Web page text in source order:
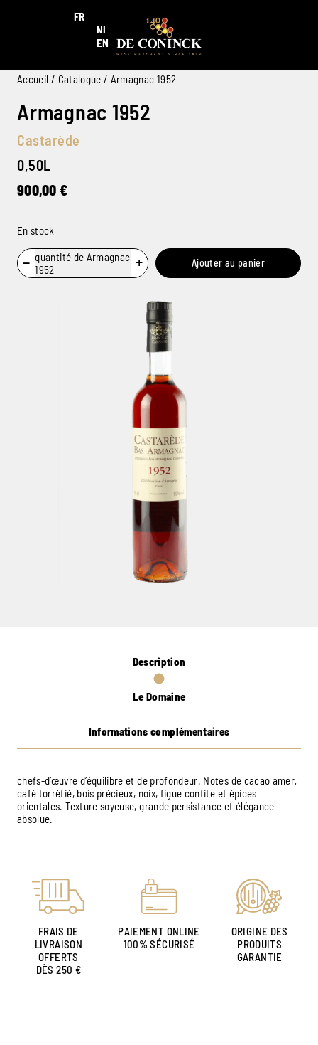
FR
NL
EN
Accueil / Catalogue / Armagnac 1952
Armagnac 1952
Castarède
0,50L
900,00 €
En stock
− quantité de Armagnac
1952
+ Ajouter au panier
Description
Le Domaine
Informations complémentaires
chefs-d’œuvre d’équilibre et de profondeur. Notes de cacao amer,
café torréfié, bois précieux, noix, figue confite et épices
orientales. Texture soyeuse, grande persistance et élégance
absolue.
FRAIS DE
LIVRAISON
OFFERTS
DÈS 250 €
PAIEMENT ONLINE
100% SÉCURISÉ
ORIGINE DES
PRODUITS
GARANTIE